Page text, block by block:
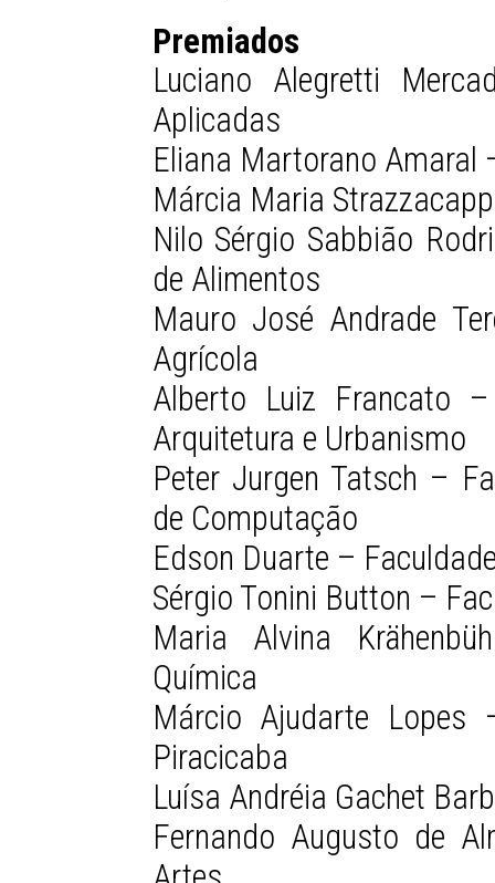
Premiados
Luciano Alegretti
Aplicadas
Eliana Martorano Amaral
Márcia Maria
Nilo Sérgio Sabbião
de Alimentos
Mauro José Andrade
Agrícola
Alberto Luiz Francato
Arquitetura e Urbanismo
Peter Jurgen Tatsch –
de Computação
Edson Duarte –
Sérgio Tonini Button –
Maria Alvina
Química
Márcio Ajudarte Lopes
Piracicaba
Luísa Andréia Gachet
Fernando Augusto de